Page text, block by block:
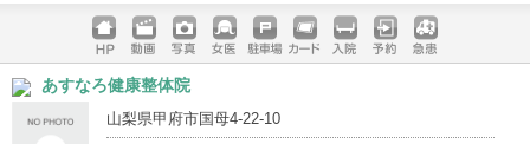
ホームペ
ージ
動画 写真 女医 駐車場
クレジッ
入院 予約 急患
あすなろ健康整体院
山梨県甲府市国母4-22-10